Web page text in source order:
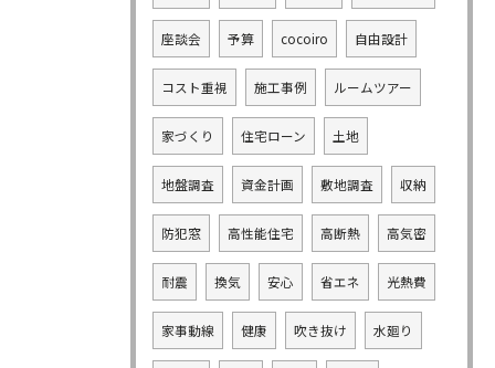
座談会 予算 cocoiro 自由設計
コスト重視 施工事例 ルームツアー
家づくり 住宅ローン 土地
地盤調査 資金計画 敷地調査 収納
防犯窓 高性能住宅 高断熱 高気密
耐震 換気 安心 省エネ 光熱費
家事動線 健康 吹き抜け 水廻り